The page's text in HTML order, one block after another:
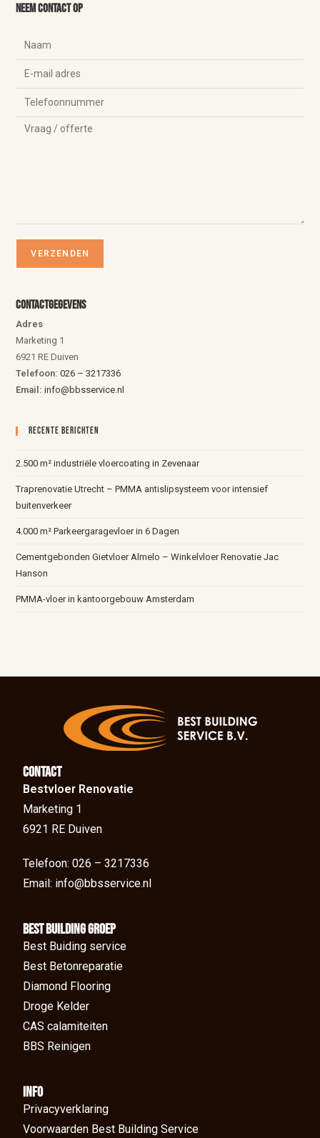
Neem contact op
Contactgegevens
Adres
Marketing 1
6921 RE Duiven
Telefoon:026 – 3217336
Email: info@bbsservice.nl
Recente Berichten
2.500 m² industriële vloercoating in Zevenaar
Traprenovatie Utrecht – PMMA antislipsysteem voor intensief
buitenverkeer
4.000 m² Parkeergaragevloer in 6 Dagen
Cementgebonden Gietvloer Almelo – Winkelvloer Renovatie Jac
Hanson
PMMA-vloer in kantoorgebouw Amsterdam
Contact
Bestvloer Renovatie
Marketing 1
6921 RE Duiven
Telefoon: 026 – 3217336
Email: info@bbsservice.nl
BEst Building groep
Best Buiding service
Best Betonreparatie
Diamond Flooring
Droge Kelder
CAS calamiteiten
BBS Reinigen
Info
Privacyverklaring
Voorwaarden Best Building Service